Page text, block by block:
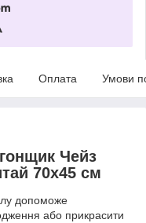
Оплата Умови
Чейз
70х45 см
допоможе
або прикрасити